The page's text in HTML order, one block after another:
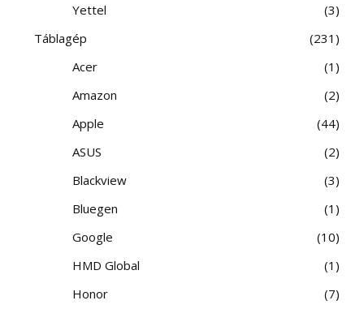
Yettel
3
Táblagép
231
Acer
1
Amazon
2
Apple
44
ASUS
2
Blackview
3
Bluegen
1
Google
10
HMD Global
1
Honor
7